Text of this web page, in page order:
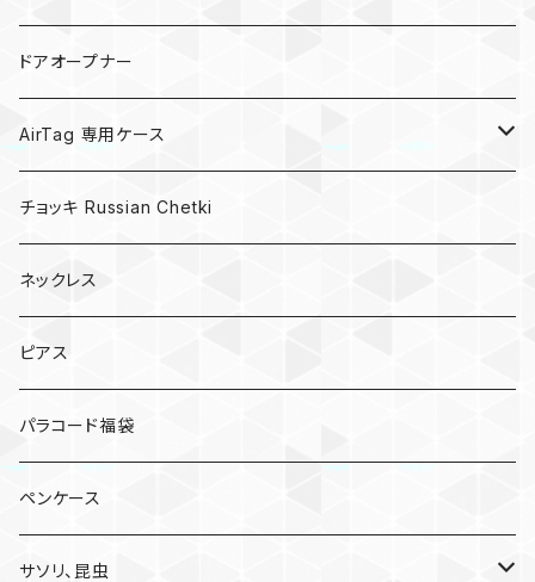
キノコ
ドアオープナー
AirTag 専用ケース
AirTagキーリング
チョッキ Russian Chetki
ネックレス
ピアス
パラコード福袋
ペンケース
サソリ、昆虫